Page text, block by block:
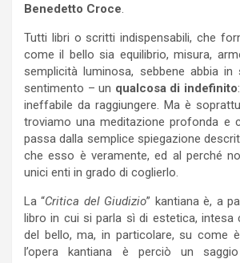
Benedetto Croce.
Tutti libri o scritti indispensabili, che
come il bello sia equilibrio, misura,
semplicità luminosa, sebbene abbia
sentimento – un qualcosa di indefinito
ineffabile da raggiungere. Ma è
troviamo una meditazione profonda e
passa dalla semplice spiegazione
che esso è veramente, ed al perché
unici enti in grado di coglierlo.
La “Critica del Giudizio” kantiana è, a
libro in cui si parla sì di estetica, intesa
del bello, ma, in particolare, su come
l’opera kantiana è perciò un